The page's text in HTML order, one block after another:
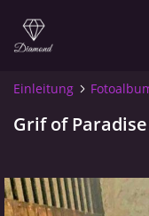
Einleitung
Grif of Paradise